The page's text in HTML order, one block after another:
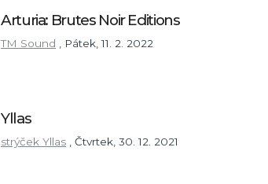
Arturia: Brutes Noir Editions
TM Sound Pátek, 11. 2. 2022
Yllas
strýček Yllas , Čtvrtek, 30. 12. 2021